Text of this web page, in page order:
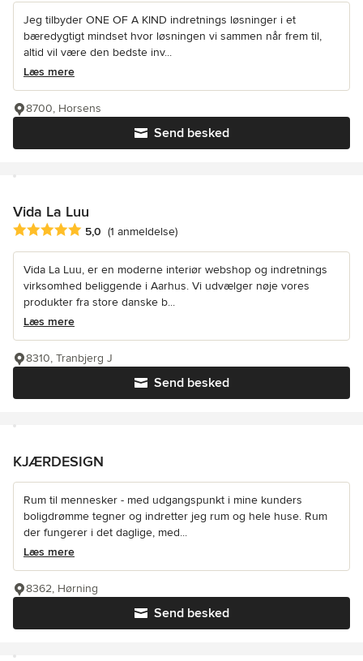
Jeg tilbyder ONE OF A KIND indretnings løsninger i et
bæredygtigt mindset hvor løsningen vi sammen når frem til,
altid vil være den bedste inv...
Læs mere
Send besked
8700, Horsens
Vida La Luu
Gennemsnitlig bedømmelse: 5 ud af 5 stjerner
5,0 (1 anmeldelse)
Vida La Luu, er en moderne interiør webshop og indretnings
virksomhed beliggende i Aarhus. Vi udvælger nøje vores
produkter fra store danske b...
Læs mere
Send besked
8310, Tranbjerg J
KJÆRDESIGN
Rum til mennesker - med udgangspunkt i mine kunders
boligdrømme tegner og indretter jeg rum og hele huse. Rum
der fungerer i det daglige, med...
Læs mere
Send besked
8362, Hørning